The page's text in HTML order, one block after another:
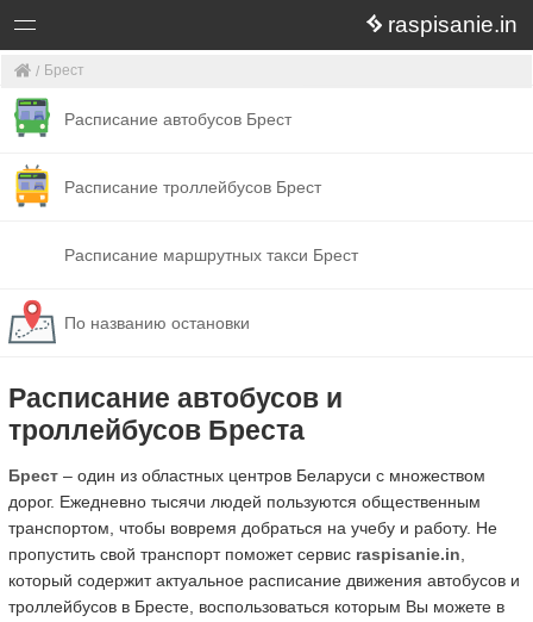
raspisanie.in
Брест
Расписание автобусов Брест
Расписание троллейбусов Брест
Расписание маршрутных такси Брест
По названию остановки
Расписание автобусов и
троллейбусов Бреста
Брест – один из областных центров Беларуси с множеством
дорог. Ежедневно тысячи людей пользуются общественным
транспортом, чтобы вовремя добраться на учебу и работу. Не
пропустить свой транспорт поможет сервис raspisanie.in,
который содержит актуальное расписание движения автобусов и
троллейбусов в Бресте, воспользоваться которым Вы можете в